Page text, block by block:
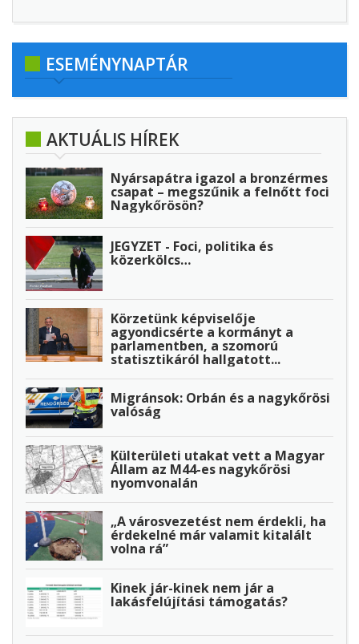
ESEMÉNYNAPTÁR
AKTUÁLIS HÍREK
Nyársapátra igazol a bronzérmes
csapat – megszűnik a felnőtt foci
Nagykőrösön?
JEGYZET - Foci, politika és
közerkölcs…
Körzetünk képviselője
agyondicsérte a kormányt a
parlamentben, a szomorú
statisztikáról hallgatott...
Migránsok: Orbán és a nagykőrösi
valóság
Külterületi utakat vett a Magyar
Állam az M44-es nagykőrösi
nyomvonalán
„A városvezetést nem érdekli, ha
érdekelné már valamit kitalált
volna rá”
Kinek jár-kinek nem jár a
lakásfelújítási támogatás?